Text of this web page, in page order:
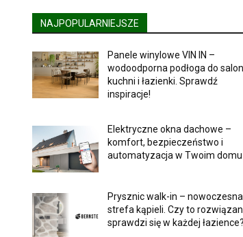
NAJPOPULARNIEJSZE
Panele winylowe VIN IN –
wodoodporna podłoga do
kuchni i łazienki. Sprawdź
inspiracje!
Elektryczne okna dachowe –
komfort, bezpieczeństwo i
automatyzacja w Twoim domu
Prysznic walk-in – nowoczesna
strefa kąpieli. Czy to
sprawdzi się w każdej łazience?